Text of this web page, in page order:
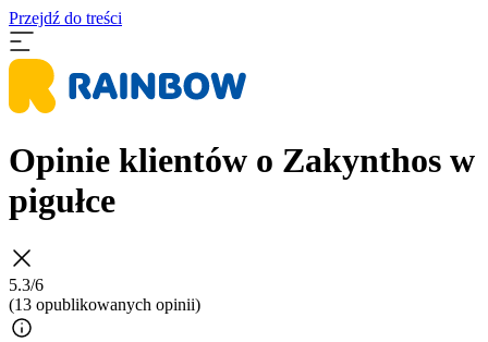
Przejdź do treści
Opinie klientów o Zakynthos w
pigułce
5.3/6
(13 opublikowanych opinii)